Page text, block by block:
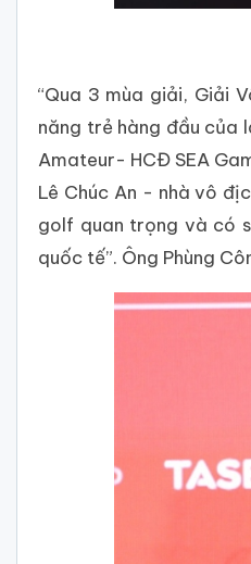
“Qua 3 mùa giải, Giải
năng trẻ hàng đầu của
Amateur- HCĐ SEA
Lê Chúc An - nhà vô
golf quan trọng và có
quốc tế”. Ông Phùng